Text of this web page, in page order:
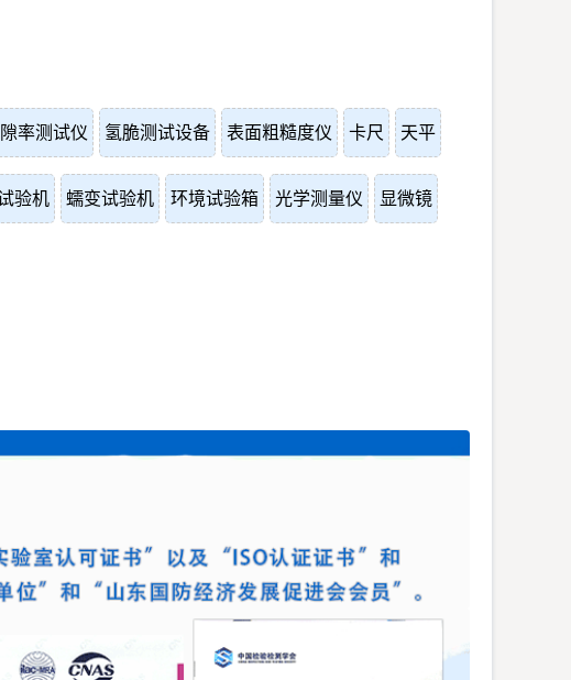
率测试仪 氢脆测试设备 表面粗糙度仪 卡尺 天平
验机 蠕变试验机 环境试验箱 光学测量仪 显微镜